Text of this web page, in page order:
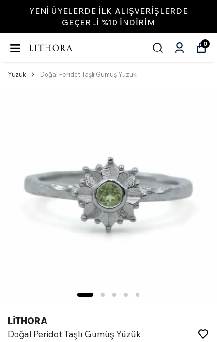
YENI ÜYELERDE İLK ALIŞVERIŞLERDE
GEÇERLI %10 INDIRIM
0
Yüzük Doğal Peridot Taşlı Gümüş Yüzük
LİTHORA
Doğal Peridot Taşlı Gümüş Yüzük